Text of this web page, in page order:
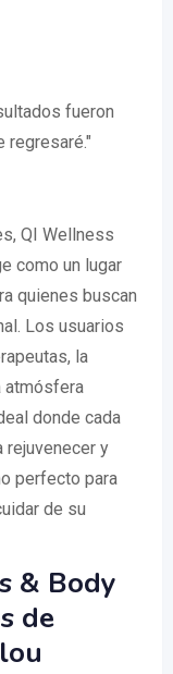
fueron
regresaré."
QI Wellness
como un lugar
quienes buscan
Los usuarios
la
atmósfera
donde cada
rejuvenecer y
perfecto para
de su
& Body
de